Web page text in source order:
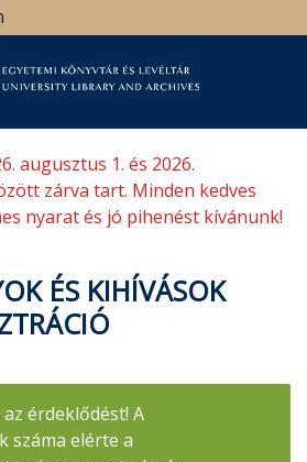
augusztus 1. és 2026.
zárva tart. Minden kedves
nyarat és jó pihenést kívánunk!
ÉS KIHÍVÁSOK
érdeklődést! A
száma elérte a